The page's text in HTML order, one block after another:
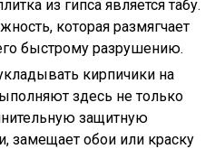
из гипса является табу.
которая размягчает
быстрому разрушению.
кирпичики на
здесь не только
защитную
замещает обои или краску